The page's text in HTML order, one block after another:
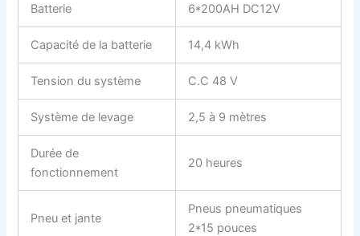
Batterie 6*200AH DC12V
Capacité de la batterie 14,4 kWh
Tension du système C.C 48 V
Système de levage 2,5 à 9 mètres
Durée de
fonctionnement
20 heures
Pneu et jante
Pneus pneumatiques
2*15 pouces